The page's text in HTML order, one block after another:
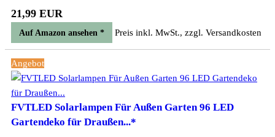
21,99 EUR
Auf Amazon ansehen * Preis inkl. MwSt., zzgl. Versandkosten
Angebot
FVTLED Solarlampen Für Außen Garten 96 LED
Gartendeko für Draußen...*